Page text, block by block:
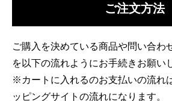
ご注文方法
ご購入を決めている商品や問い合わ
を以下の流れようにお手続きお願い
※カートに入れるのお支払いの流れ
ッピングサイトの流れになります。